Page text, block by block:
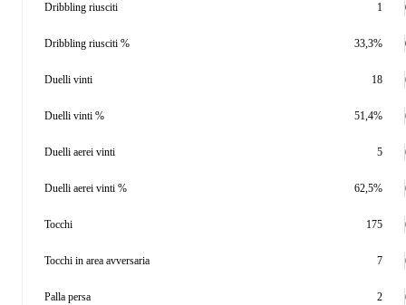
Dribbling riusciti 1
Dribbling riusciti % 33,3%
Duelli vinti 18
Duelli vinti % 51,4%
Duelli aerei vinti 5
Duelli aerei vinti % 62,5%
Tocchi 175
Tocchi in area avversaria 7
Palla persa 2